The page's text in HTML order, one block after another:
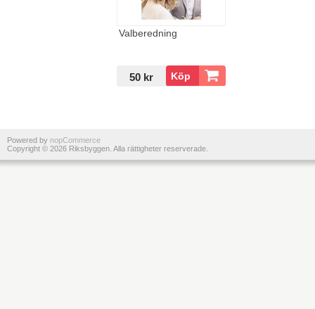
Valberedning
50 kr
Powered by nopCommerce
Copyright © 2026 Riksbyggen. Alla rättigheter reserverade.